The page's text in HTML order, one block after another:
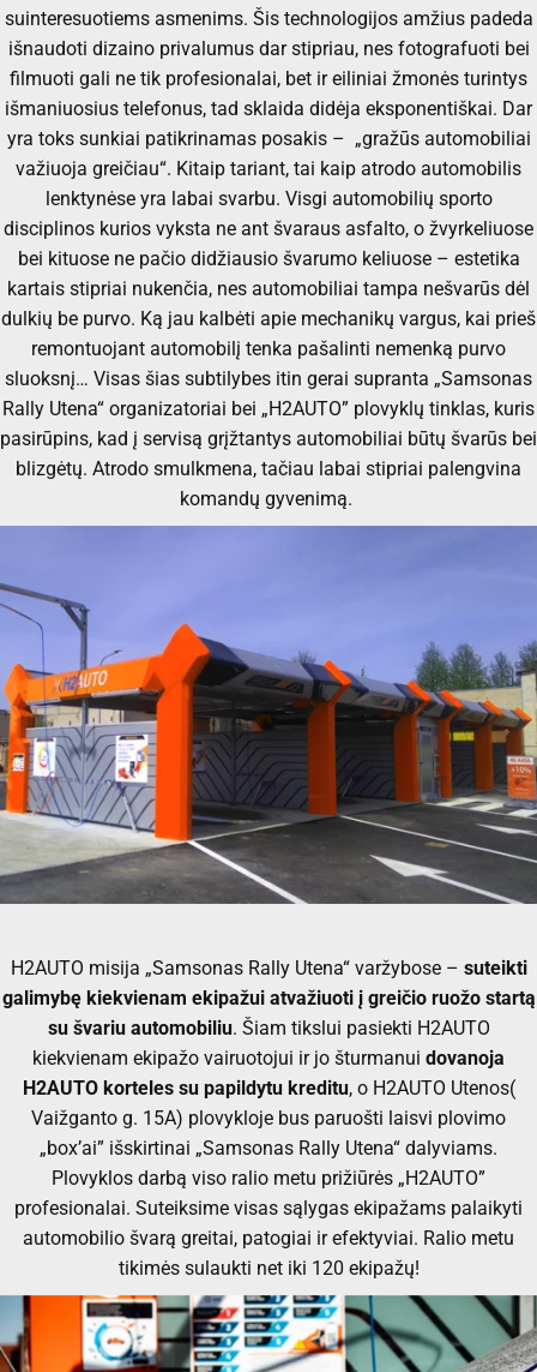
suinteresuotiems asmenims. Šis technologijos amžius padeda
išnaudoti dizaino privalumus dar stipriau, nes fotografuoti bei
filmuoti gali ne tik profesionalai, bet ir eiliniai žmonės turintys
išmaniuosius telefonus, tad sklaida didėja eksponentiškai. Dar
yra toks sunkiai patikrinamas posakis – „gražūs automobiliai
važiuoja greičiau“. Kitaip tariant, tai kaip atrodo automobilis
lenktynėse yra labai svarbu. Visgi automobilių sporto
disciplinos kurios vyksta ne ant švaraus asfalto, o žvyrkeliuose
bei kituose ne pačio didžiausio švarumo keliuose – estetika
kartais stipriai nukenčia, nes automobiliai tampa nešvarūs dėl
dulkių be purvo. Ką jau kalbėti apie mechanikų vargus, kai prieš
remontuojant automobilį tenka pašalinti nemenką purvo
sluoksnį… Visas šias subtilybes itin gerai supranta „Samsonas
Rally Utena“ organizatoriai bei „H2AUTO” plovyklų tinklas, kuris
pasirūpins, kad į servisą grįžtantys automobiliai būtų švarūs bei
blizgėtų. Atrodo smulkmena, tačiau labai stipriai palengvina
komandų gyvenimą.
H2AUTO misija „Samsonas Rally Utena“ varžybose – suteikti
galimybę kiekvienam ekipažui atvažiuoti į greičio ruožo startą
su švariu automobiliu. Šiam tikslui pasiekti H2AUTO
kiekvienam ekipažo vairuotojui ir jo šturmanui dovanoja
H2AUTO korteles su papildytu kreditu, o H2AUTO Utenos(
Vaižganto g. 15A) plovykloje bus paruošti laisvi plovimo
„box’ai” išskirtinai „Samsonas Rally Utena“ dalyviams.
Plovyklos darbą viso ralio metu prižiūrės „H2AUTO”
profesionalai. Suteiksime visas sąlygas ekipažams palaikyti
automobilio švarą greitai, patogiai ir efektyviai. Ralio metu
tikimės sulaukti net iki 120 ekipažų!